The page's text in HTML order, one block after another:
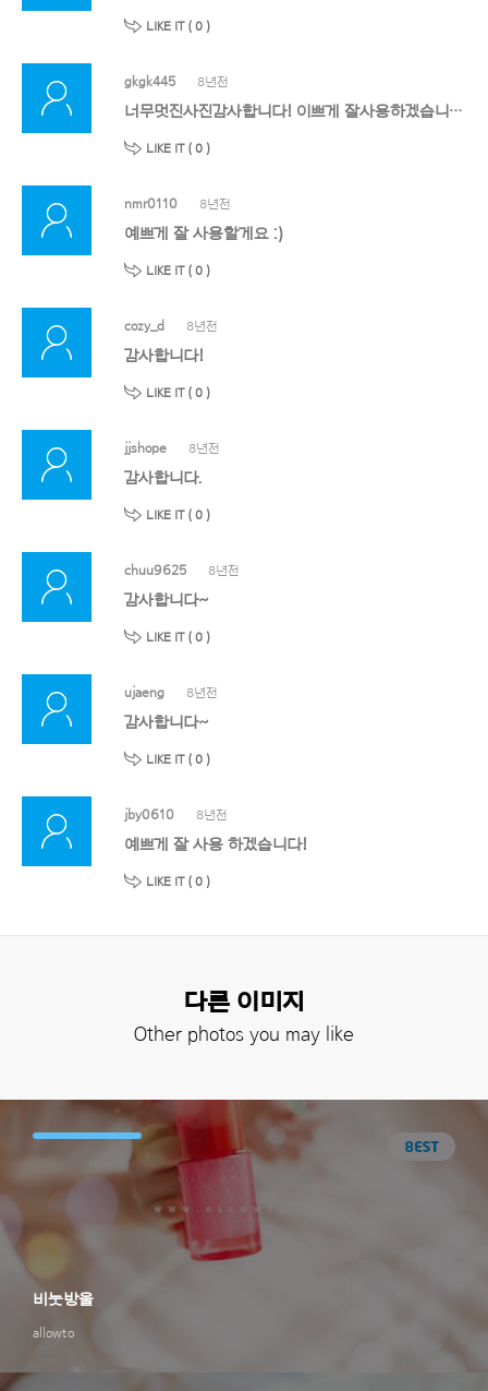
LIKE IT ( 0 )
gkgk445 8년전
너무멋진사진감사합니다! 이쁘게 잘사용하겠습니다~^^
LIKE IT ( 0 )
nmr0110 8년전
예쁘게 잘 사용할게요 :)
LIKE IT ( 0 )
cozy_d 8년전
감사합니다!
LIKE IT ( 0 )
jjshope 8년전
감사합니다.
LIKE IT ( 0 )
chuu9625 8년전
감사합니다~
LIKE IT ( 0 )
ujaeng 8년전
감사합니다~
LIKE IT ( 0 )
jby0610 8년전
예쁘게 잘 사용 하겠습니다!
LIKE IT ( 0 )
다른 이미지
Other photos you may like
allowto
비눗방울